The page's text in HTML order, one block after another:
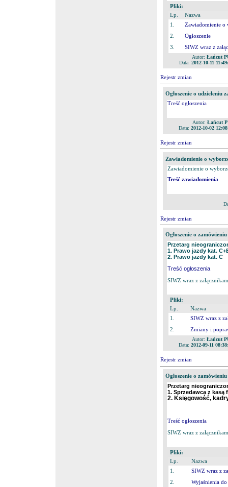
Pliki:
Lp.
Nazwa
1.
Zawiadomienie o
2.
Ogłoszenie
3.
SIWZ wraz z
Autor: Łańcut
Data: 2012-10-11
Rejestr zmian
Ogłoszenie o udzieleniu
Treść ogłoszenia
Autor: Łańcut
Data: 2012-10-02
Rejestr zmian
Zawiadomienie o
Zawiadomienie o
Treść zawiadomienia
Rejestr zmian
Ogłoszenie o
Przetarg
1. Prawo jazdy kat.
2. Prawo jazdy kat. C
Treść ogłoszenia
SIWZ wraz z
Pliki:
Lp.
Nazwa
1.
SIWZ wraz z
2.
Zmiany i
Autor: Łańcut
Data: 2012-09-11
Rejestr zmian
Ogłoszenie o
Przetarg
1. Sprzedawca z kasą
2. Księgowość,
Treść ogłoszenia
SIWZ wraz z
Pliki:
Lp.
Nazwa
1.
SIWZ wraz z
2.
Wyjaśnienia